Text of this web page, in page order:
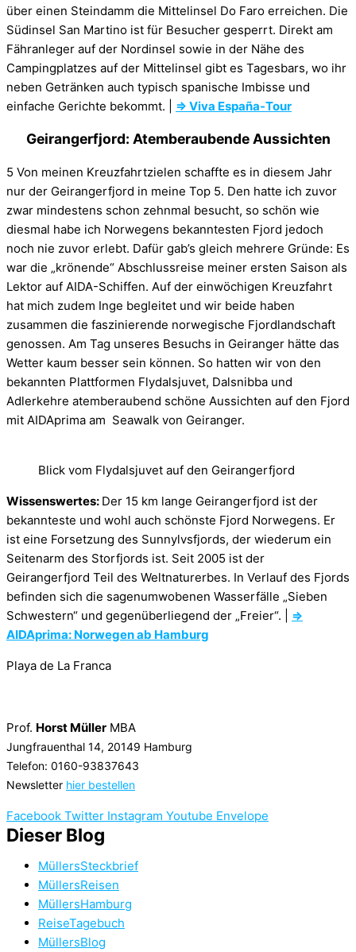
über einen Steindamm die Mittelinsel Do Faro erreichen. Die
Südinsel San Martino ist für Besucher gesperrt. Direkt am
Fähranleger auf der Nordinsel sowie in der Nähe des
Campingplatzes auf der Mittelinsel gibt es Tagesbars, wo ihr
neben Getränken auch typisch spanische Imbisse und
einfache Gerichte bekommt. | ⇒ Viva España-Tour
Geirangerfjord: Atemberaubende Aussichten
5 Von meinen Kreuzfahrtzielen schaffte es in diesem Jahr
nur der Geirangerfjord in meine Top 5. Den hatte ich zuvor
zwar mindestens schon zehnmal besucht, so schön wie
diesmal habe ich Norwegens bekanntesten Fjord jedoch
noch nie zuvor erlebt. Dafür gab’s gleich mehrere Gründe: Es
war die „krönende“ Abschlussreise meiner ersten Saison als
Lektor auf AIDA-Schiffen. Auf der einwöchigen Kreuzfahrt
hat mich zudem Inge begleitet und wir beide haben
zusammen die faszinierende norwegische Fjordlandschaft
genossen. Am Tag unseres Besuchs in Geiranger hätte das
Wetter kaum besser sein können. So hatten wir von den
bekannten Plattformen Flydalsjuvet, Dalsnibba und
Adlerkehre atemberaubend schöne Aussichten auf den Fjord
mit AIDAprima am Seawalk von Geiranger.
Blick vom Flydalsjuvet auf den Geirangerfjord
Wissenswertes: Der 15 km lange Geirangerfjord ist der
bekannteste und wohl auch schönste Fjord Norwegens. Er
ist eine Forsetzung des Sunnylvsfjords, der wiederum ein
Seitenarm des Storfjords ist. Seit 2005 ist der
Geirangerfjord Teil des Weltnaturerbes. In Verlauf des Fjords
befinden sich die sagenumwobenen Wasserfälle „Sieben
Schwestern“ und gegenüberliegend der „Freier“. | ⇒
AIDAprima: Norwegen ab Hamburg
Playa de La Franca
Prof. Horst Müller MBA
Jungfrauenthal 14, 20149 Hamburg
Telefon: 0160-93837643
Newsletter hier bestellen
Facebook Twitter Instagram Youtube Envelope
Dieser Blog
MüllersSteckbrief
MüllersReisen
MüllersHamburg
ReiseTagebuch
MüllersBlog